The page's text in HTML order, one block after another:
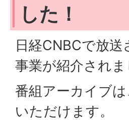
した！
日経CNBCで放
事業が紹介されま
番組アーカイブ
いただけます。